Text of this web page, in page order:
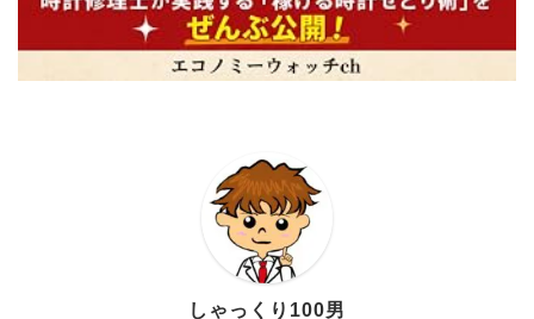
しゃっくり100男